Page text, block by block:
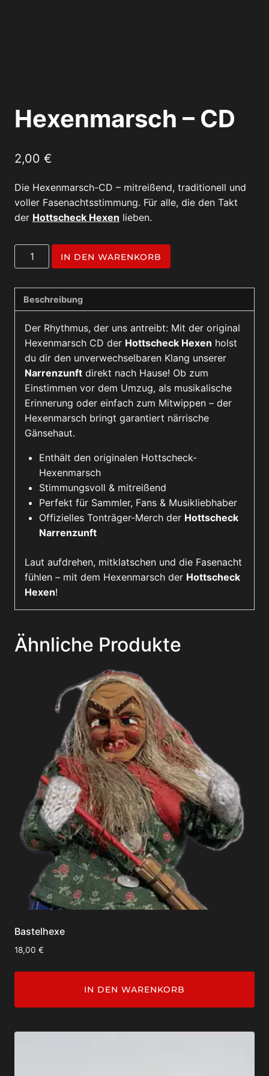
Hexenmarsch – CD
2,00 €
Die Hexenmarsch-CD – mitreißend, traditionell und
voller Fasenachtsstimmung. Für alle, die den Takt
der Hottscheck Hexen lieben.
Hexenmarsch
-
Menge
IN DEN WARENKORB
Beschreibung
Der Rhythmus, der uns antreibt: Mit der original
Hexenmarsch CD der Hottscheck Hexen holst
du dir den unverwechselbaren Klang unserer
Narrenzunft direkt nach Hause! Ob zum
Einstimmen vor dem Umzug, als musikalische
Erinnerung oder einfach zum Mitwippen – der
Hexenmarsch bringt garantiert närrische
Gänsehaut.
Enthält den originalen Hottscheck-
Hexenmarsch
Stimmungsvoll & mitreißend
Perfekt für Sammler, Fans & Musikliebhaber
Offizielles Tonträger-Merch der Hottscheck
Narrenzunft
Laut aufdrehen, mitklatschen und die Fasenacht
fühlen – mit dem Hexenmarsch der Hottscheck
Hexen!
Ähnliche Produkte
Bastelhexe
18,00 €
IN DEN WARENKORB